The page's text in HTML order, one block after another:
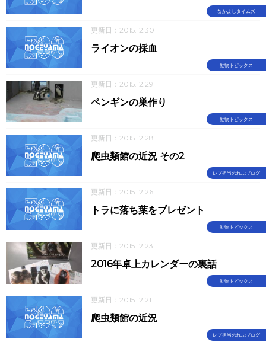
なかよしタイムズ
更新日：2015.12.30
動物トピックス
ライオンの採血
更新日：2015.12.29
動物トピックス
ペンギンの巣作り
更新日：2015.12.28
レプ担当のれぷブログ
爬虫類館の近況 その2
更新日：2015.12.26
動物トピックス
トラに落ち葉をプレゼント
更新日：2015.12.23
動物トピックス
2016年卓上カレンダーの裏話
更新日：2015.12.21
レプ担当のれぷブログ
爬虫類館の近況